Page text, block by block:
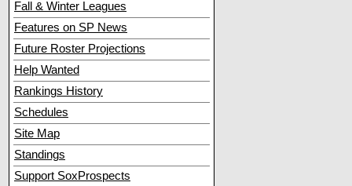
Fall & Winter Leagues
Features on SP News
Future Roster Projections
Help Wanted
Rankings History
Schedules
Site Map
Standings
Support SoxProspects